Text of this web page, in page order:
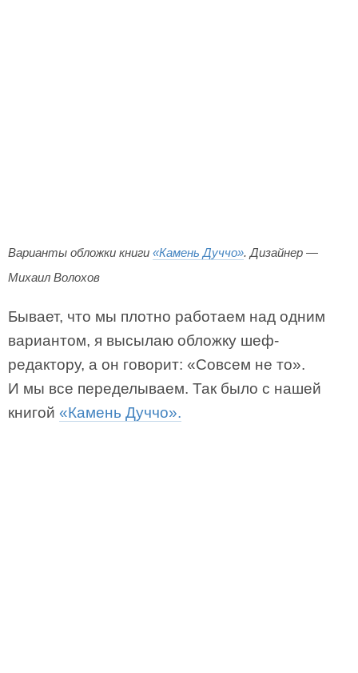
Варианты обложки книги «Камень Дуччо». Дизайнер —
Михаил Волохов
Бывает, что мы плотно работаем над одним
вариантом, я высылаю обложку шеф-
редактору, а он говорит: «Совсем не то».
И мы все переделываем. Так было с нашей
книгой «Камень Дуччо».